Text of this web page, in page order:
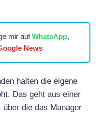
mir aufWhatsApp,
News
halten die eigene
Das geht aus einer
über die das Manager